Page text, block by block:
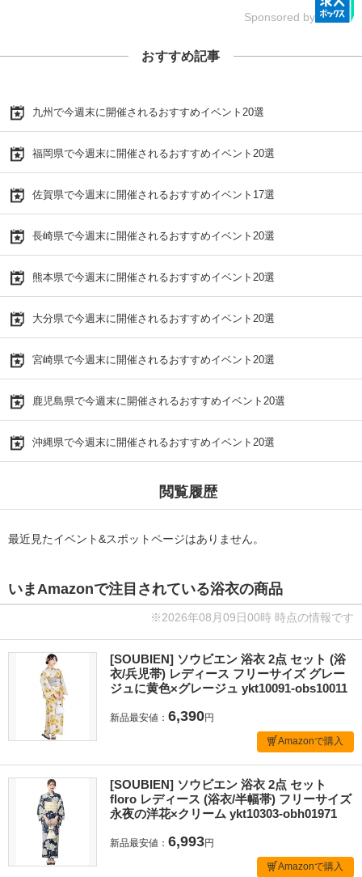
Sponsored by
おすすめ記事
九州で今週末に開催されるおすすめイベント20選
福岡県で今週末に開催されるおすすめイベント20選
佐賀県で今週末に開催されるおすすめイベント17選
長崎県で今週末に開催されるおすすめイベント20選
熊本県で今週末に開催されるおすすめイベント20選
大分県で今週末に開催されるおすすめイベント20選
宮崎県で今週末に開催されるおすすめイベント20選
鹿児島県で今週末に開催されるおすすめイベント20選
沖縄県で今週末に開催されるおすすめイベント20選
閲覧履歴
最近見たイベント&スポットページはありません。
いまAmazonで注目されている浴衣の商品
※2026年08月09日00時 時点の情報です
[SOUBIEN] ソウビエン 浴衣 2点 セット (浴
衣/兵児帯) レディース フリーサイズ グレー
ジュに黄色×グレージュ ykt10091-obs10011
新品最安値： 6,390円
Amazonで購入
[SOUBIEN] ソウビエン 浴衣 2点 セット
floro レディース (浴衣/半幅帯) フリーサイズ
永夜の洋花×クリーム ykt10303-obh01971
新品最安値： 6,993円
Amazonで購入